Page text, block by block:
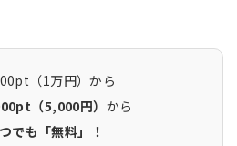
（1万円）から
（5,000円） から
でも「無料」！